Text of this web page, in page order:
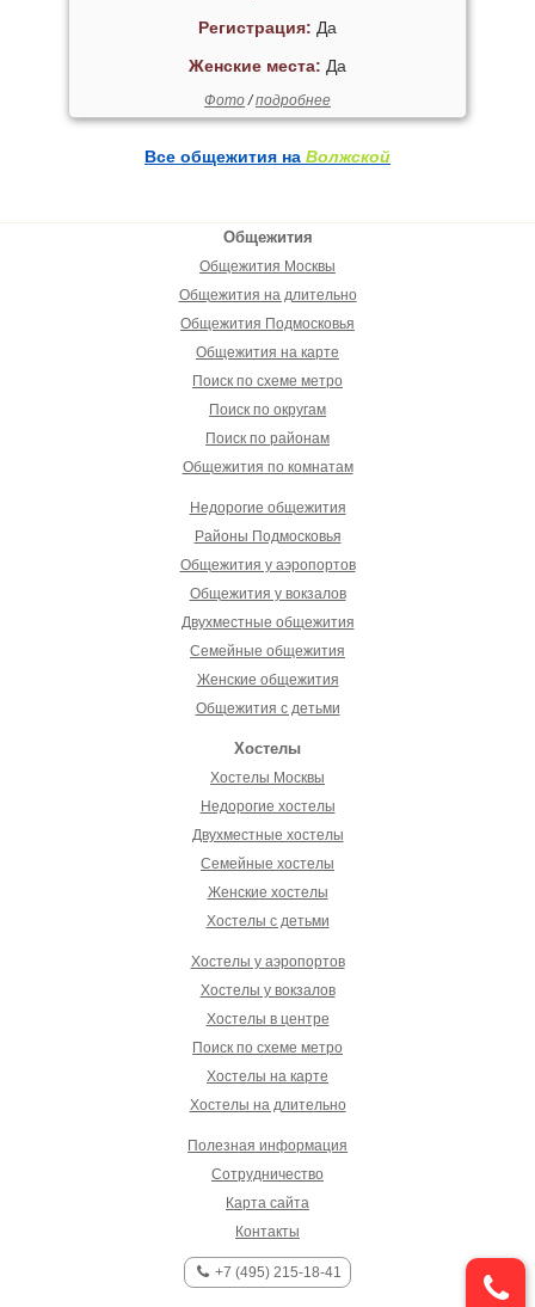
Регистрация: Да
Женские места: Да
Фото/подробнее
Все общежития на Волжской
Общежития
Общежития Москвы
Общежития на длительно
Общежития Подмосковья
Общежития на карте
Поиск по схеме метро
Поиск по округам
Поиск по районам
Общежития по комнатам
Недорогие общежития
Районы Подмосковья
Общежития у аэропортов
Общежития у вокзалов
Двухместные общежития
Семейные общежития
Женские общежития
Общежития с детьми
Хостелы
Хостелы Москвы
Недорогие хостелы
Двухместные хостелы
Семейные хостелы
Женские хостелы
Хостелы с детьми
Хостелы у аэропортов
Хостелы у вокзалов
Хостелы в центре
Поиск по схеме метро
Хостелы на карте
Хостелы на длительно
Полезная информация
Сотрудничество
Карта сайта
Контакты
+7 (495) 215-18-41